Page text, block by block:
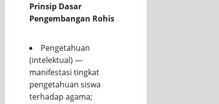
Prinsip Dasar
Pengembangan Rohis
Pengetahuan
(intelektual) —
manifestasi tingkat
pengetahuan siswa
terhadap agama;